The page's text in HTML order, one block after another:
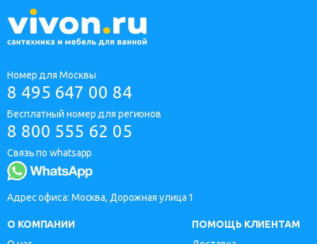
Номер для Москвы
8 495 647 00 84
Бесплатный номер для регионов
8 800 555 62 05
Связь по whatsapp
Адрес офиса: Москва, Дорожная улица 1
О КОМПАНИИ
ПОМОЩЬ КЛИЕНТАМ